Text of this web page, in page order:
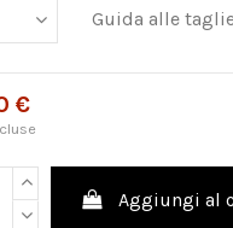
Guida alle
€
Aggiungi al